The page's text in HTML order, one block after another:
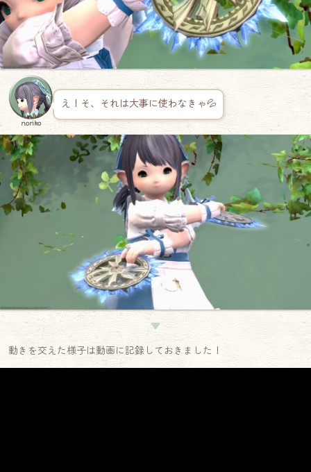
noriko
え！そ、それは大事に使わなきゃ💦
▼
動きを交えた様子は動画に記録しておきました！